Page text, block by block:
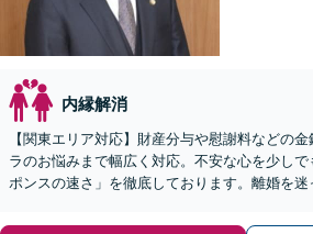
内縁解消
【関東エリア対応】財産分与や慰謝料などの
ラのお悩みまで幅広く対応。不安な心を少し
ポンスの速さ」を徹底しております。離婚を